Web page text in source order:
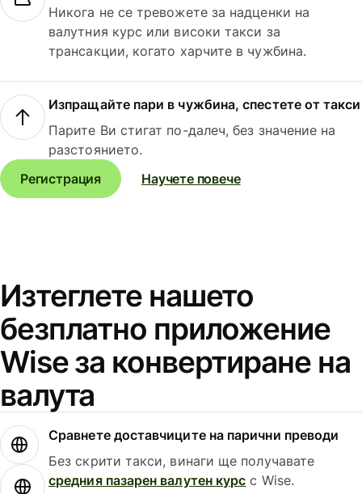
Никога не се тревожете за надценки на
валутния курс или високи такси за
трансакции, когато харчите в чужбина.
Изпращайте пари в чужбина, спестете от такси
Парите Ви стигат по-далеч, без значение на
разстоянието.
Регистрация
Научете повече
Изтеглете нашето
безплатно приложение
Wise за конвертиране на
валута
Сравнете доставчиците на парични преводи
Без скрити такси, винаги ще получавате
средния пазарен валутен курс с Wise.